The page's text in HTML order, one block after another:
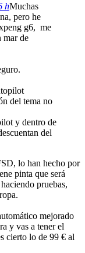
hMuchas
pero he
g6, me
mar de
del tema no
y dentro de
del
lo han hecho por
pinta que será
pruebas,
mejorado
y vas a tener el
cierto lo de 99 € al